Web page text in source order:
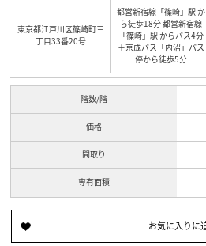
東京都江戸川区篠崎町三
丁目33番20号
都営新宿線「篠崎」駅 か
ら徒歩18分 都営新宿線
「篠崎」駅 からバス4分
＋京成バス「内沼」バス
停から徒歩5分
階数/階
価格
間取り
専有面積